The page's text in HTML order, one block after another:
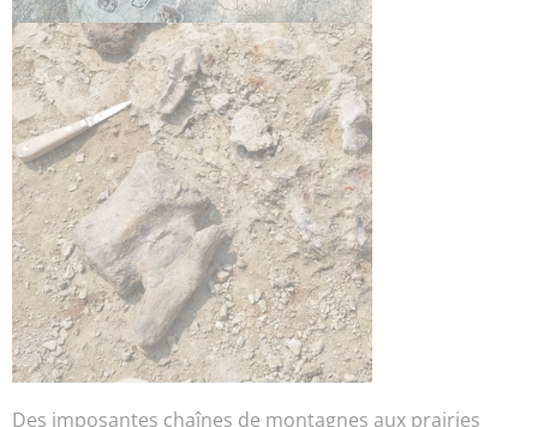
Des imposantes chaînes de montagnes aux prairies